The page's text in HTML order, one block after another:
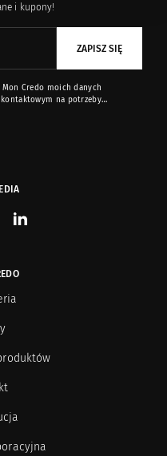
i kupony!
ZAPISZ SIĘ
Mon Credo moich danych
na potrzeby
dotyczących produktów i usług
YouTube channel
See our LinkedIn
produktów
korporacyjna